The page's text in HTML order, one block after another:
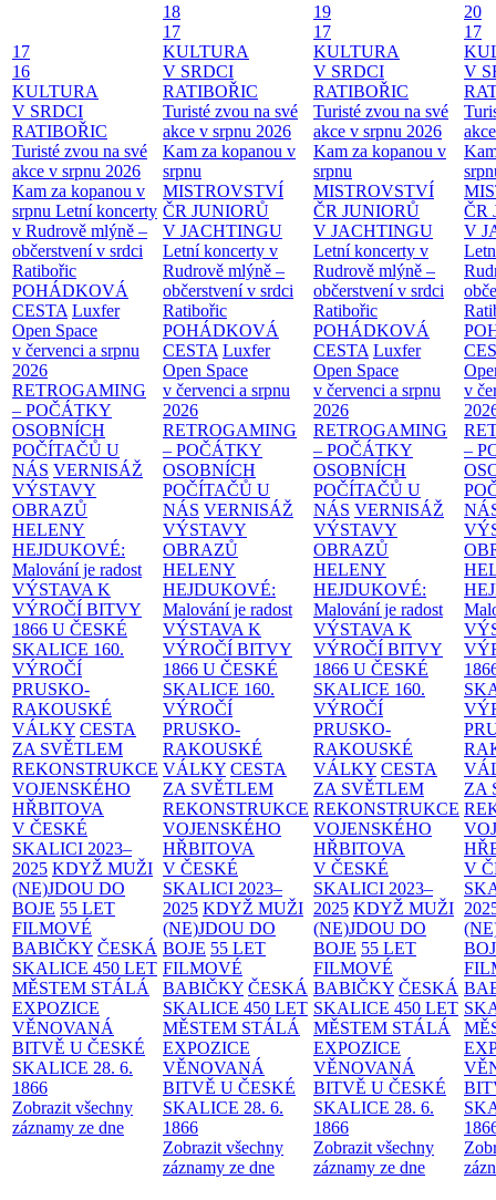
17
16
KULTURA
V SRDCI
RATIBOŘIC
Turisté zvou na své
akce v srpnu 2026
Kam za kopanou v
srpnu Letní koncerty
v Rudrově mlýně –
občerstvení v srdci
Ratibořic
POHÁDKOVÁ
CESTA Luxfer
Open Space
v červenci a srpnu
2026
RETROGAMING
– POČÁTKY
OSOBNÍCH
POČÍTAČŮ U
NÁS VERNISÁŽ
VÝSTAVY
OBRAZŮ
HELENY
HEJDUKOVÉ:
Malování je radost
VÝSTAVA K
VÝROČÍ BITVY
1866 U ČESKÉ
SKALICE 160.
VÝROČÍ
PRUSKO-
RAKOUSKÉ
VÁLKY CESTA
ZA SVĚTLEM
REKONSTRUKCE
VOJENSKÉHO
HŘBITOVA
V ČESKÉ
SKALICI 2023–
2025 KDYŽ MUŽI
(NE)JDOU DO
BOJE 55 LET
FILMOVÉ
BABIČKY ČESKÁ
SKALICE 450 LET
MĚSTEM STÁLÁ
EXPOZICE
VĚNOVANÁ
BITVĚ U ČESKÉ
SKALICE 28. 6.
1866
Zobrazit všechny
záznamy ze dne
18
17
KULTURA
V SRDCI
RATIBOŘIC
Turisté zvou na své
akce v srpnu 2026
Kam za kopanou v
srpnu
MISTROVSTVÍ
ČR JUNIORŮ
V JACHTINGU
Letní koncerty v
Rudrově mlýně –
občerstvení v srdci
Ratibořic
POHÁDKOVÁ
CESTA Luxfer
Open Space
v červenci a srpnu
2026
RETROGAMING
– POČÁTKY
OSOBNÍCH
POČÍTAČŮ U
NÁS VERNISÁŽ
VÝSTAVY
OBRAZŮ
HELENY
HEJDUKOVÉ:
Malování je radost
VÝSTAVA K
VÝROČÍ BITVY
1866 U ČESKÉ
SKALICE 160.
VÝROČÍ
PRUSKO-
RAKOUSKÉ
VÁLKY CESTA
ZA SVĚTLEM
REKONSTRUKCE
VOJENSKÉHO
HŘBITOVA
V ČESKÉ
SKALICI 2023–
2025 KDYŽ MUŽI
(NE)JDOU DO
BOJE 55 LET
FILMOVÉ
BABIČKY ČESKÁ
SKALICE 450 LET
MĚSTEM STÁLÁ
EXPOZICE
VĚNOVANÁ
BITVĚ U ČESKÉ
SKALICE 28. 6.
1866
Zobrazit všechny
záznamy ze dne
19
17
KULTURA
V SRDCI
RATIBOŘIC
Turisté zvou na své
akce v srpnu 2026
Kam za kopanou v
srpnu
MISTROVSTVÍ
ČR JUNIORŮ
V JACHTINGU
Letní koncerty v
Rudrově mlýně –
občerstvení v srdci
Ratibořic
POHÁDKOVÁ
CESTA Luxfer
Open Space
v červenci a srpnu
2026
RETROGAMING
– POČÁTKY
OSOBNÍCH
POČÍTAČŮ U
NÁS VERNISÁŽ
VÝSTAVY
OBRAZŮ
HELENY
HEJDUKOVÉ:
Malování je radost
VÝSTAVA K
VÝROČÍ BITVY
1866 U ČESKÉ
SKALICE 160.
VÝROČÍ
PRUSKO-
RAKOUSKÉ
VÁLKY CESTA
ZA SVĚTLEM
REKONSTRUKCE
VOJENSKÉHO
HŘBITOVA
V ČESKÉ
SKALICI 2023–
2025 KDYŽ MUŽI
(NE)JDOU DO
BOJE 55 LET
FILMOVÉ
BABIČKY ČESKÁ
SKALICE 450 LET
MĚSTEM STÁLÁ
EXPOZICE
VĚNOVANÁ
BITVĚ U ČESKÉ
SKALICE 28. 6.
1866
Zobrazit všechny
záznamy ze dne
20
17
V
ČR
V
v
–
ZA
V